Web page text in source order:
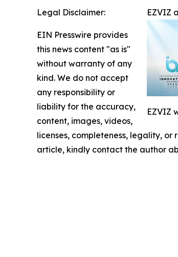
EZVIZ
EZVIZ
Legal Disclaimer:
EIN Presswire provides
this news content "as is"
without warranty of any
kind. We do not accept
any responsibility or
liability for the accuracy,
content, images, videos,
licenses, completeness, legality,
article, kindly contact the author